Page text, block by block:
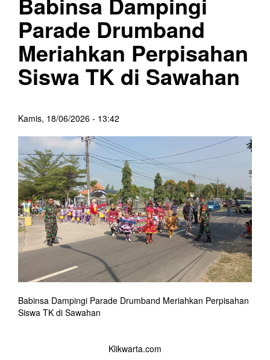
Parade Drumband
Meriahkan Perpisahan
Siswa TK di Sawahan
Kamis, 18/06/2026 - 13:42
Babinsa Dampingi Parade Drumband Meriahkan Perpisahan
Siswa TK di Sawahan
Klikwarta.com